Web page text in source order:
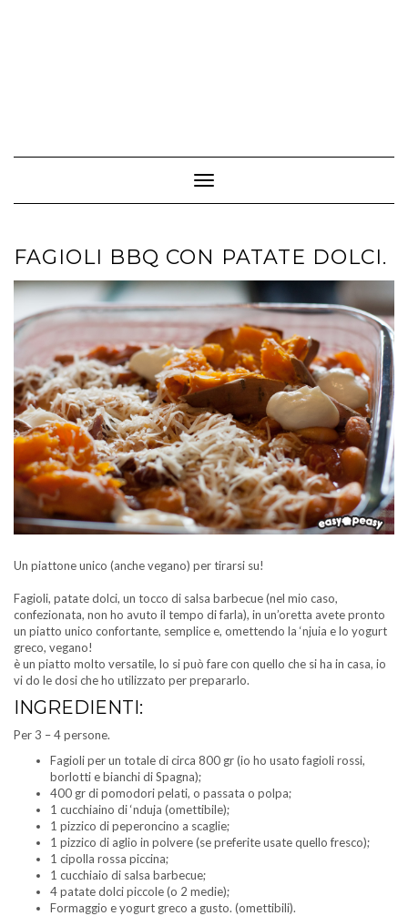
Toggle Navigation
FAGIOLI BBQ CON PATATE DOLCI.
Un piattone unico (anche vegano) per tirarsi su!
Fagioli, patate dolci, un tocco di salsa barbecue (nel mio caso,
confezionata, non ho avuto il tempo di farla), in un’oretta avete pronto
un piatto unico confortante, semplice e, omettendo la ‘njuia e lo yogurt
greco, vegano!
è un piatto molto versatile, lo si può fare con quello che si ha in casa, io
vi do le dosi che ho utilizzato per prepararlo.
INGREDIENTI:
Per 3 – 4 persone.
Fagioli per un totale di circa 800 gr (io ho usato fagioli rossi,
borlotti e bianchi di Spagna);
400 gr di pomodori pelati, o passata o polpa;
1 cucchiaino di ‘nduja (omettibile);
1 pizzico di peperoncino a scaglie;
1 pizzico di aglio in polvere (se preferite usate quello fresco);
1 cipolla rossa piccina;
1 cucchiaio di salsa barbecue;
4 patate dolci piccole (o 2 medie);
Formaggio e yogurt greco a gusto. (omettibili).